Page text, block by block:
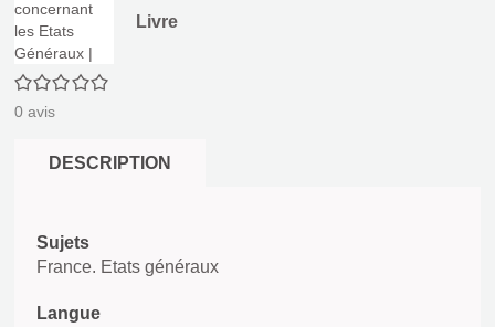
0/5
0 avis
Livre
DESCRIPTION
Sujets
France. Etats généraux
Langue